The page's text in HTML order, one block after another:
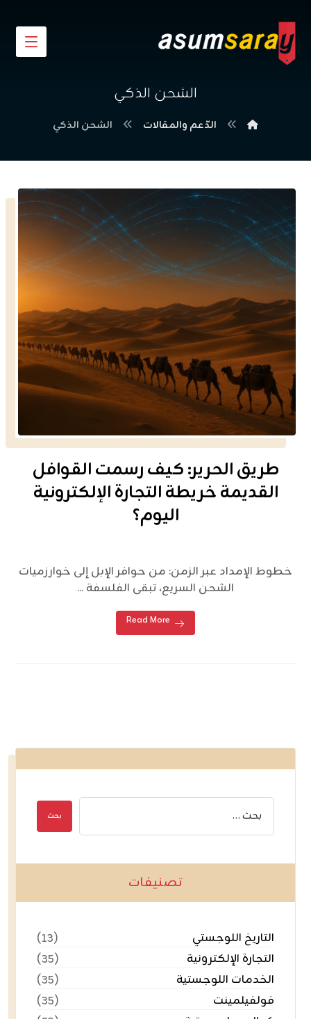
الشحن الذكي
الدّعم والمقالات الشحن الذكي
طريق الحرير: كيف رسمت القوافل
القديمة خريطة التجارة الإلكترونية
اليوم؟
خطوط الإمداد عبر الزمن: من حوافر الإبل إلى خوارزميات
الشحن السريع، تبقى الفلسفة ...
Read More
تصنيفات
التاريخ اللوجستي
(١٣)
التجارة الإلكترونية
(٣٥)
الخدمات اللوجستية
(٣٥)
فولفيلمينت
(٣٥)